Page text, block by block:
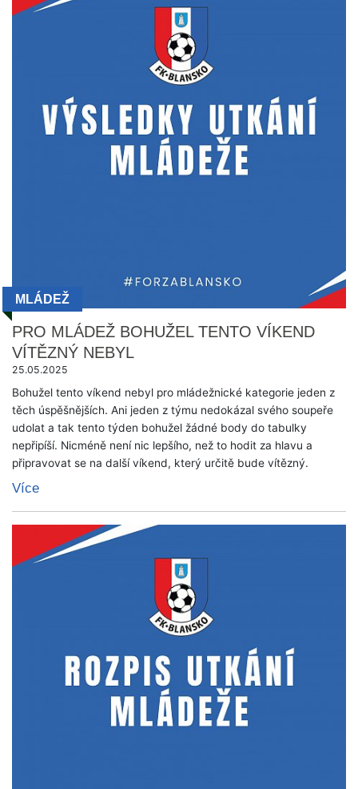
MLÁDEŽ
PRO MLÁDEŽ BOHUŽEL TENTO VÍKEND
VÍTĚZNÝ NEBYL
25.05.2025
Bohužel tento víkend nebyl pro mládežnické kategorie jeden z
těch úspěšnějších. Ani jeden z týmu nedokázal svého soupeře
udolat a tak tento týden bohužel žádné body do tabulky
nepřipíší. Nicméně není nic lepšího, než to hodit za hlavu a
připravovat se na další víkend, který určitě bude vítězný.
Více